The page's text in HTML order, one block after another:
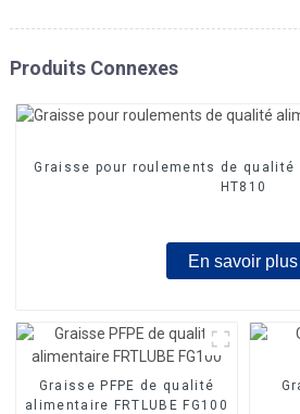
Produits Connexes
Graisse pour roulements de qualité
HT810
En savoir plus
Graisse PFPE de qualité
alimentaire FRTLUBE FG100